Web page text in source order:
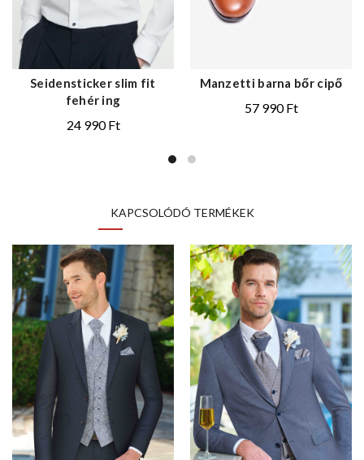
Seidensticker slim fit
fehér ing
24 990Ft
Manzetti barna bőr cipő
57 990Ft
KAPCSOLÓDÓ TERMÉKEK